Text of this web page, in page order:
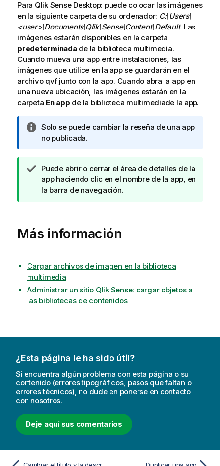
e
n
c
i
a
Para Qlik Sense Desktop: puede colocar las imágenes
en la siguiente carpeta de su ordenador: C:\Users\
<user>\Documents\Qlik\Sense\Content\Default. Las
imágenes estarán disponibles en la carpeta
predeterminadade la biblioteca multimedia.
Cuando mueva una app entre instalaciones, las
imágenes que utilice en la app se guardarán en el
archivo qvf junto con la app. Cuando abra la app en
una nueva ubicación, las imágenes estarán en la
carpeta En app de la biblioteca multimediade la app.
N
o
i
n
f
a
v
a
Solo se puede cambiar la reseña de una app
no publicada.
N
o
t
s
e
r
e
n
Puede abrir o cerrar el área de detalles de la
app haciendo clic en el nombre de la app, en
la barra de navegación.
Más información
Cargar archivos de imagen en la biblioteca
multimedia
Administrar un sitio Qlik Sense: cargar objetos a
las bibliotecas de contenidos
¿Esta página le ha sido útil?
Si encuentra algún problema con esta página o su
contenido (errores tipográficos, pasos que faltan o
errores técnicos), no dude en ponerse en contacto
con nosotros.
Deje aquí sus comentarios
Cambiar el título y la descripción de una app Duplicar una app